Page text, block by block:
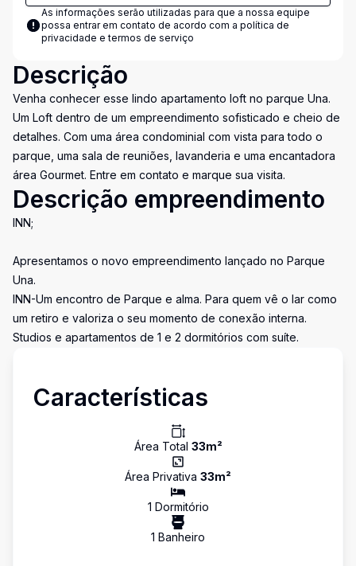
As informações serão utilizadas para que a nossa equipe
possa entrar em contato de acordo com a política de
privacidade e termos de serviço
Descrição
Venha conhecer esse lindo apartamento loft no parque Una.
Um Loft dentro de um empreendimento sofisticado e cheio de
detalhes. Com uma área condominial com vista para todo o
parque, uma sala de reuniões, lavanderia e uma encantadora
área Gourmet. Entre em contato e marque sua visita.
Descrição empreendimento
INN;
Apresentamos o novo empreendimento lançado no Parque
Una.
INN-Um encontro de Parque e alma. Para quem vê o lar como
um retiro e valoriza o seu momento de conexão interna.
Studios e apartamentos de 1 e 2 dormitórios com suíte.
Características
Área Total 33m²
Área Privativa 33m²
1 Dormitório
1 Banheiro